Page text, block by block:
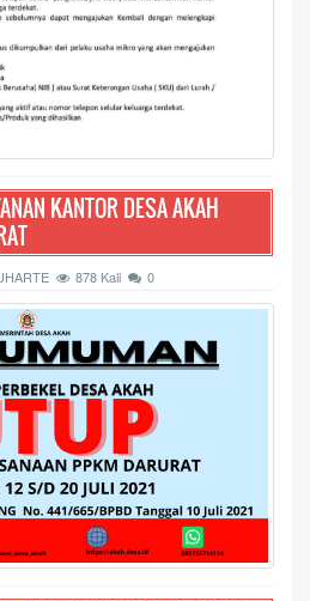
KANTOR DESA AKAH
878 Kali 0